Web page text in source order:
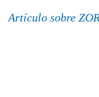
Artículo sobre